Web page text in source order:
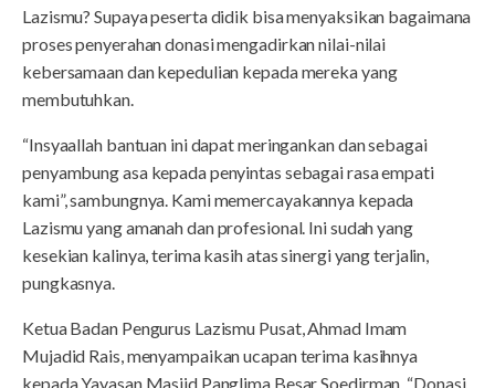
Lazismu? Supaya peserta didik bisa menyaksikan bagaimana
proses penyerahan donasi mengadirkan nilai-nilai
kebersamaan dan kepedulian kepada mereka yang
membutuhkan.
“Insyaallah bantuan ini dapat meringankan dan sebagai
penyambung asa kepada penyintas sebagai rasa empati
kami”, sambungnya. Kami memercayakannya kepada
Lazismu yang amanah dan profesional. Ini sudah yang
kesekian kalinya, terima kasih atas sinergi yang terjalin,
pungkasnya.
Ketua Badan Pengurus Lazismu Pusat, Ahmad Imam
Mujadid Rais, menyampaikan ucapan terima kasihnya
kepada Yayasan Masjid Panglima Besar Soedirman. “Donasi